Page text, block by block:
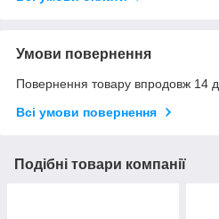
Умови повернення
Повернення товару впродовж 14
Всі умови повернення
Подібні товари компанії